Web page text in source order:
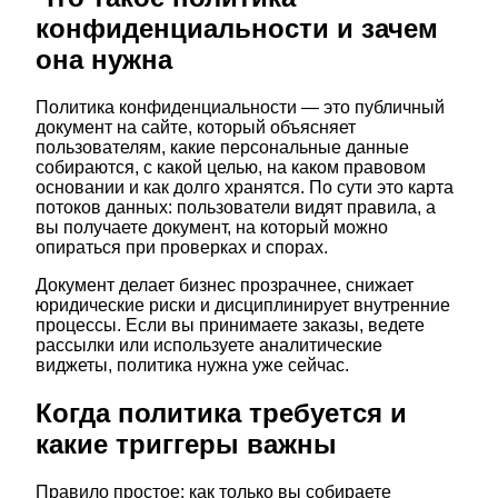
конфиденциальности и зачем
она нужна
Политика конфиденциальности — это публичный
документ на сайте, который объясняет
пользователям, какие персональные данные
собираются, с какой целью, на каком правовом
основании и как долго хранятся. По сути это карта
потоков данных: пользователи видят правила, а
вы получаете документ, на который можно
опираться при проверках и спорах.
Документ делает бизнес прозрачнее, снижает
юридические риски и дисциплинирует внутренние
процессы. Если вы принимаете заказы, ведете
рассылки или используете аналитические
виджеты, политика нужна уже сейчас.
Когда политика требуется и
какие триггеры важны
Правило простое: как только вы собираете